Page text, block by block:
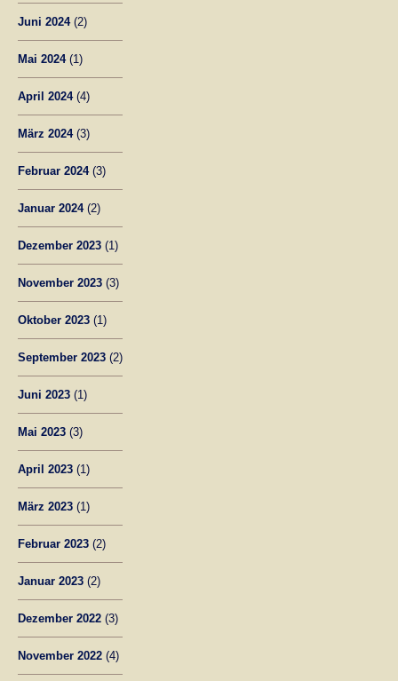
Juni 2024(2)
Mai 2024(1)
April 2024(4)
März 2024(3)
Februar 2024(3)
Januar 2024(2)
Dezember 2023 (1)
November 2023 (3)
Oktober 2023 (1)
September 2023 (2)
Juni 2023 (1)
Mai 2023 (3)
April 2023 (1)
März 2023 (1)
Februar 2023 (2)
Januar 2023 (2)
Dezember 2022 (3)
November 2022 (4)